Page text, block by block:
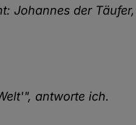
Johannes der Täufer,
antworte ich.